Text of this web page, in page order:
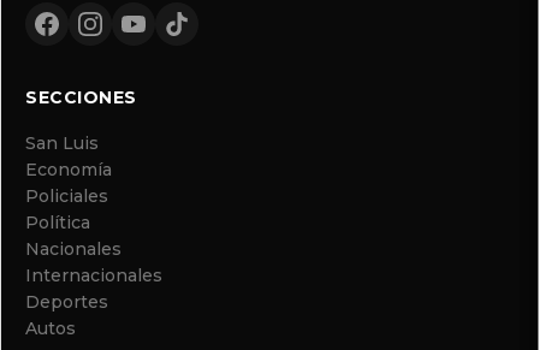
SECCIONES
San Luis
Economía
Policiales
Política
Nacionales
Internacionales
Deportes
Autos